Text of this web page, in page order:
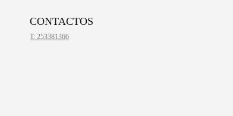
CONTACTOS
T: 253381366